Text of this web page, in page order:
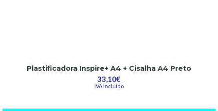
Plastificadora Inspire+ A4 + Cisalha A4 Preto
33,10€
IVA Incluído